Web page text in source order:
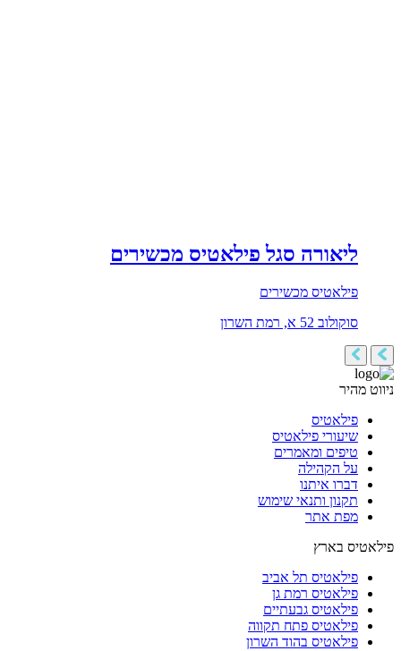
ליאורה סגל פילאטיס מכשירים
פילאטיס מכשירים
סוקולוב 52 א, רמת השרון
ניווט מהיר
פילאטיס
שיעורי פילאטיס
טיפים ומאמרים
על הקהילה
דברו איתנו
תקנון ותנאי שימוש
מפת אתר
פילאטיס בארץ
פילאטיס תל אביב
פילאטיס רמת גן
פילאטיס גבעתיים
פילאטיס פתח תקווה
פילאטיס בהוד השרון